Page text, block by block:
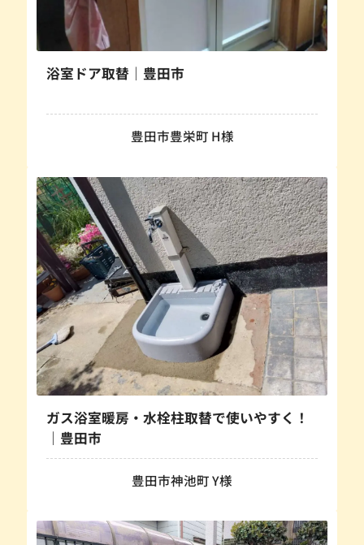
浴室ドア取替｜豊田市
豊田市豊栄町 H様
ガス浴室暖房・水栓柱取替で使いやすく！
｜豊田市
豊田市神池町 Y様